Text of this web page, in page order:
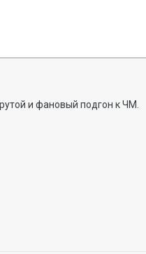
и фановый подгон к ЧМ.